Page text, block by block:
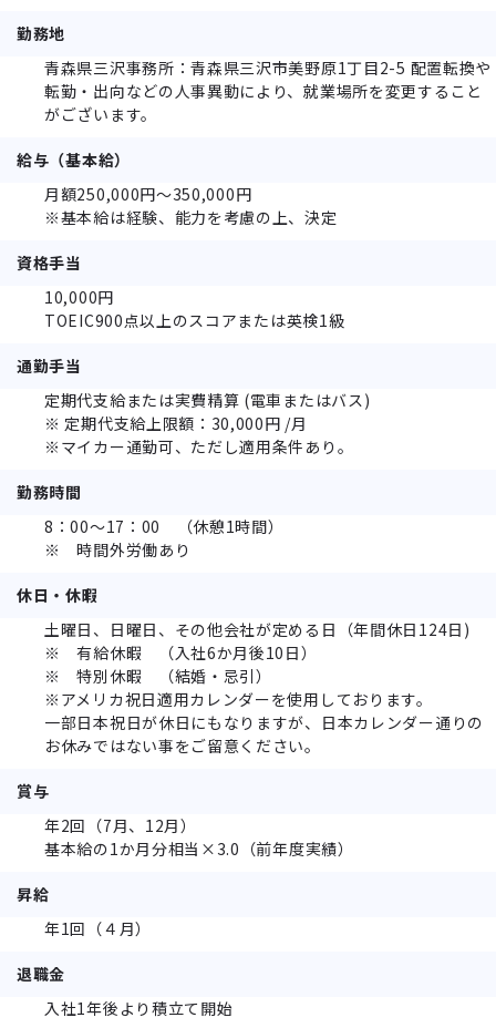
勤務地
青森県三沢事務所：青森県三沢市美野原1丁目2-5 配置転換や
転勤・出向などの人事異動により、就業場所を変更すること
がございます。
給与（基本給）
月額250,000円～350,000円
※基本給は経験、能力を考慮の上、決定
資格手当
10,000円
TOEIC900点以上のスコアまたは英検1級
通勤手当
定期代支給または実費精算 (電車またはバス)
※ 定期代支給上限額：30,000円 /月
※マイカー通勤可、ただし適用条件あり。
勤務時間
8：00～17：00 （休憩1時間）
※ 時間外労働あり
休日・休暇
土曜日、日曜日、その他会社が定める日（年間休日124日)
※ 有給休暇 （入社6か月後10日）
※ 特別休暇 （結婚・忌引）
※アメリカ祝日適用カレンダーを使用しております。
一部日本祝日が休日にもなりますが、日本カレンダー通りの
お休みではない事をご留意ください。
賞与
年2回（7月、12月）
基本給の1か月分相当×3.0（前年度実績）
昇給
年1回（４月）
退職金
入社1年後より積立て開始